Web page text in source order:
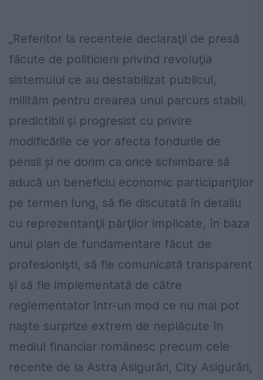
„Referitor la recentele declaraţii de presă
făcute de politicieni privind revoluţia
sistemului ce au destabilizat publicul,
milităm pentru crearea unui parcurs stabil,
predictibil şi progresist cu privire
modificările ce vor afecta fondurile de
pensii şi ne dorim ca orice schimbare să
aducă un beneficiu economic participanţilor
pe termen lung, să fie discutată în detaliu
cu reprezentanţii părţilor implicate, în baza
unui plan de fundamentare făcut de
profesionişti, să fie comunicată transparent
şi să fie implementată de către
reglementator într-un mod ce nu mai pot
naşte surprize extrem de neplăcute în
mediul financiar românesc precum cele
recente de la Astra Asigurări, City Asigurări,